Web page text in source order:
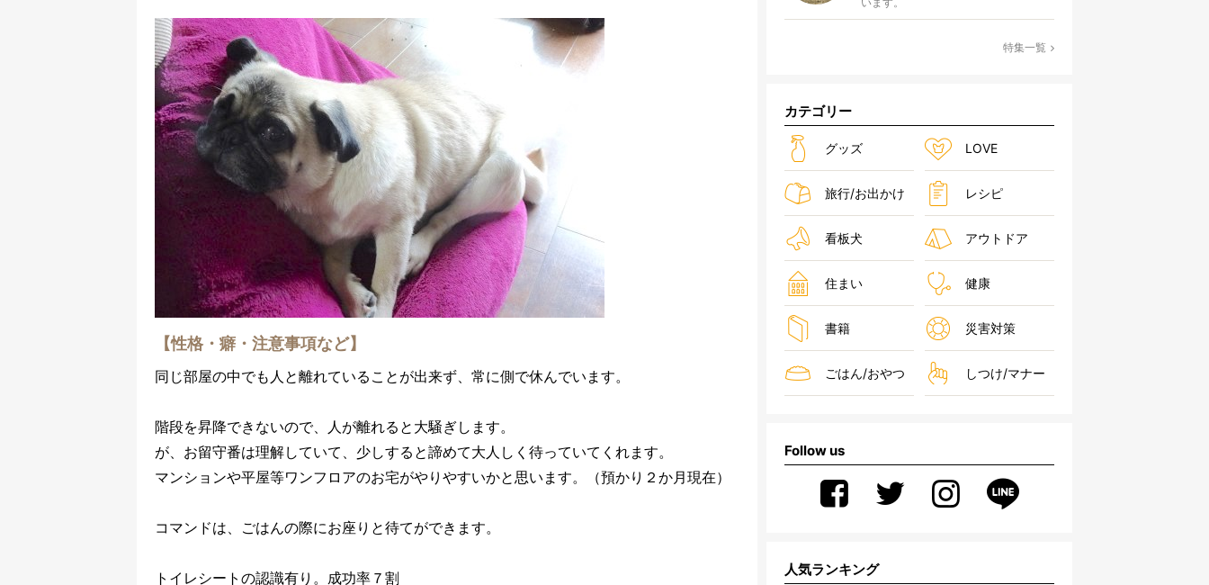
【性格・癖・注意事項など】
同じ部屋の中でも人と離れていることが出来ず、常に側で休んでいます。
階段を昇降できないので、人が離れると大騒ぎします。
が、お留守番は理解していて、少しすると諦めて大人しく待っていてくれます。
マンションや平屋等ワンフロアのお宅がやりやすいかと思います。（預かり２か月現在）
コマンドは、ごはんの際にお座りと待てができます。
トイレシートの認識有り。成功率７割
特集一覧
カテゴリー
グッズ LOVE
旅行/お出かけ レシピ
看板犬 アウトドア
住まい 健康
書籍 災害対策
ごはん/おやつ しつけ/マナー
Follow us
人気ランキング